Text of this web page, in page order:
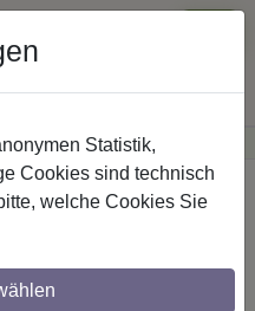
Österreichs· Sichere Zahlung
Sitra 520 cm
Statistik,
Cookies sind technisch
welche Cookies Sie